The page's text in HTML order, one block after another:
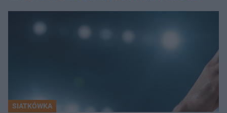
SIATKÓWKA